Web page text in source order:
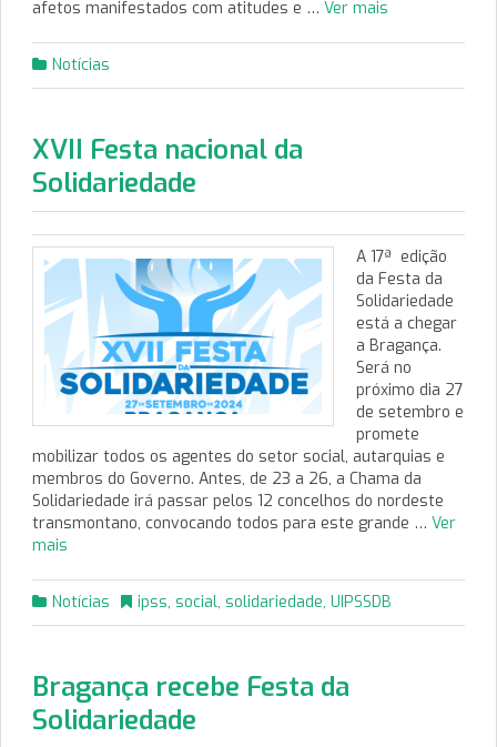
afetos manifestados com atitudes e … Ver mais
Notícias
XVII Festa nacional da
Solidariedade
A 17ª edição
da Festa da
Solidariedade
está a chegar
a Bragança.
Será no
próximo dia 27
de setembro e
promete
mobilizar todos os agentes do setor social, autarquias e
membros do Governo. Antes, de 23 a 26, a Chama da
Solidariedade irá passar pelos 12 concelhos do nordeste
transmontano, convocando todos para este grande … Ver
mais
Notícias ipss, social, solidariedade, UIPSSDB
Bragança recebe Festa da
Solidariedade